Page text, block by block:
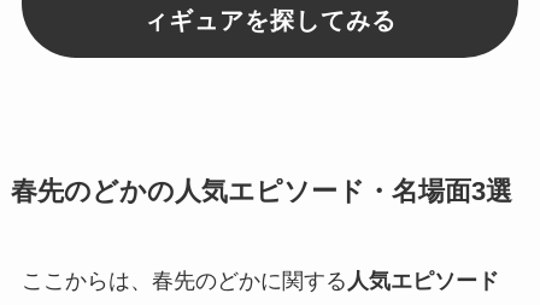
ィギュアを探してみる
春先のどかの人気エピソード・名場面3選
ここからは、春先のどかに関する 人気エピソード